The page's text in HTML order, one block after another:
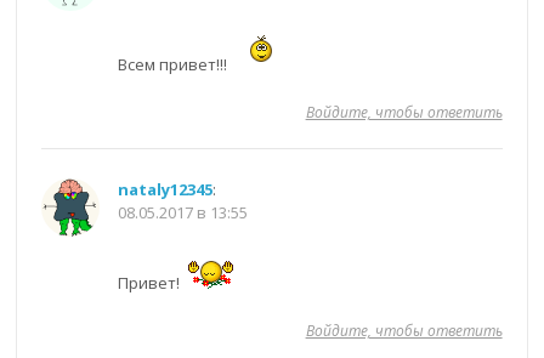
Всем привет!!!
Войдите, чтобы ответить
nataly12345:
08.05.2017 в 13:55
Привет!
Войдите, чтобы ответить